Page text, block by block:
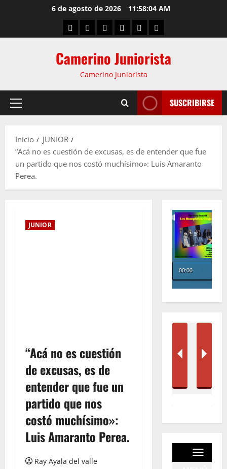
6 de agosto de 2026 11:58:05 AM
Camerino Juniorista
Camerino Juniorista
SUSCRIBIRSE
Inicio
JUNIOR
“Acá no es cuestión de excusas, es de entender que fue
un partido que nos costó muchísimo»: Luis Amaranto
Perea.
JUNIOR
“Acá no es cuestión
de excusas, es de
entender que fue un
partido que nos
costó muchísimo»:
Luis Amaranto Perea.
Ray Ayala del valle